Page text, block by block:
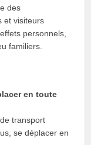
des
et visiteurs
personnels,
familiers.
en toute
transport
se déplacer en